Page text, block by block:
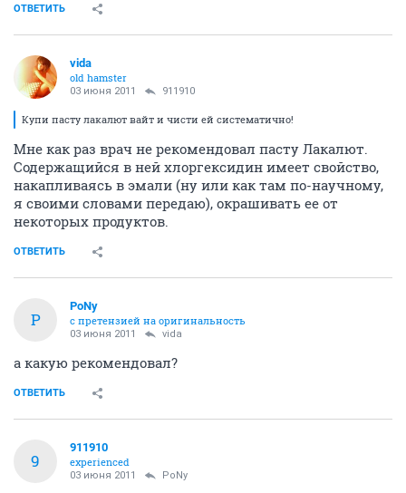
ОТВЕТИТЬ
vida
old hamster
03 июня 2011 911910
Купи пасту лакалют вайт и чисти ей систематично!
Мне как раз врач не рекомендовал пасту Лакалют.
Содержащийся в ней хлоргексидин имеет свойство,
накапливаясь в эмали (ну или как там по-научному,
я своими словами передаю), окрашивать ее от
некоторых продуктов.
ОТВЕТИТЬ
P
PoNy
с претензией на оригинальность
03 июня 2011 vida
а какую рекомендовал?
ОТВЕТИТЬ
9
911910
experienced
03 июня 2011 PoNy